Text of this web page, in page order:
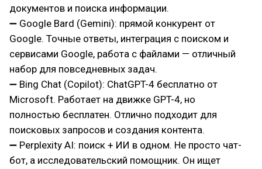
документов и поиска информации.
➖ Google Bard (Gemini): прямой конкурент от
Google. Точные ответы, интеграция с поиском и
сервисами Google, работа с файлами — отличный
набор для повседневных задач.
➖ Bing Chat (Copilot): ChatGPT-4 бесплатно от
Microsoft. Работает на движке GPT-4, но
полностью бесплатен. Отлично подходит для
поисковых запросов и создания контента.
➖ Perplexity AI: поиск + ИИ в одном. Не просто чат-
бот, а исследовательский помощник. Он ищет